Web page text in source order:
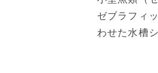
ゼブラフィ
わせた水槽